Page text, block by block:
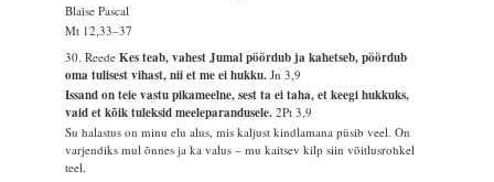
Blaise Pascal
Mt 12,33–37
30. ReedeKes teab, vahest Jumal pöördub ja kahetseb, pöördub
oma tulisest vihast, nii et me ei hukku.Jn 3,9
Issand on teie vastu pikameelne, sest ta ei taha, et keegi hukkuks,
vaid et kõik tuleksid meeleparandusele.2Pt 3,9
Su halastus on minu elu alus, mis kaljust kindlamana püsib veel. On
varjendiks mul õnnes ja ka valus – mu kaitsev kilp siin võitlusrohkel
teel.